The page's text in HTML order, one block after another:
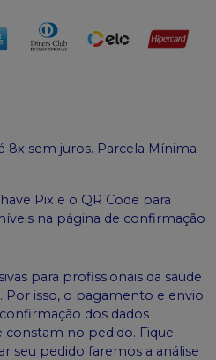
8x sem juros. Parcela Mínima
Pix e o QR Code para
na página de confirmação
para profissionais da saúde
Por isso, o pagamento e envio
dos dados
constam no pedido. Fique
seu pedido faremos a análise